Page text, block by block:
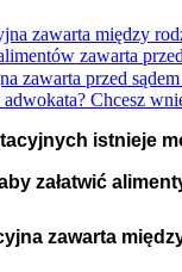
zawarta między
zawarta
zawarta przed
Chcesz
istnieje
załatwić
zawarta